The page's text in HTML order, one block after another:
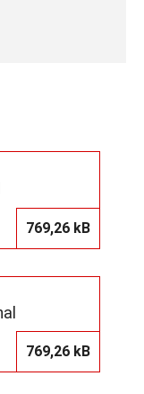
769,26 kB
769,26 kB